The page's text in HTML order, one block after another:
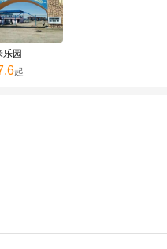
乐园
起